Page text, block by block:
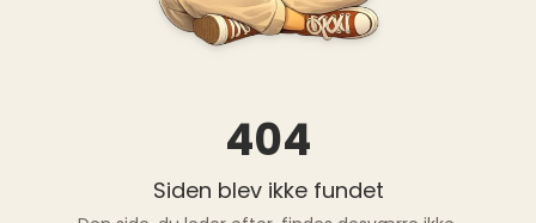
404
Siden blev ikke fundet